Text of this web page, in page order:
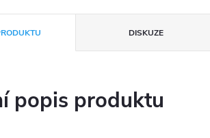
DISKUZE
popis produktu